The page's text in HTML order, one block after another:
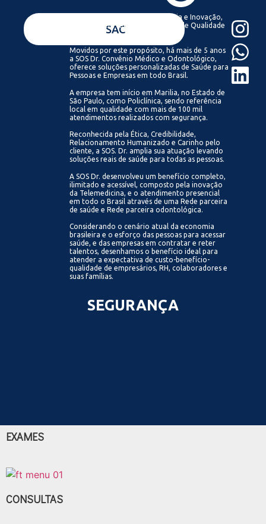
VENDASSAC
Acreditamos que com Tecnologia e Inovação,
todos podem ter acesso a Saúde de Qualidade
Movidos por este propósito, há mais de 5 anos
a SOS Dr. Convênio Médico e Odontológico,
oferece soluções personalizadas de Saúde para
Pessoas e Empresas em todo Brasil.
A empresa tem início em Marilia, no Estado de
São Paulo, como Policlínica, sendo referência
local em qualidade com mais de 100 mil
atendimentos realizados com segurança.
Reconhecida pela Ética, Credibilidade,
Relacionamento Humanizado e Carinho pelo
cliente, a SOS. Dr. amplia sua atuação levando
soluções reais de saúde para todas as pessoas.
A SOS Dr. desenvolveu um benefício completo,
ilimitado e acessível, composto pela inovação
da Telemedicina, e o atendimento presencial
em todo o Brasil através de uma Rede parceira
de saúde e Rede parceira odontológica.
Considerando o cenário atual da economia
brasileira e o esforço das pessoas para acessar
saúde, e das empresas em contratar e reter
talentos, desenhamos o benefício ideal para
atender a expectativa de custo-benefício-
qualidade de empresários, RH, colaboradores e
suas famílias.
SEGURANÇA
EXAMES
CONSULTAS